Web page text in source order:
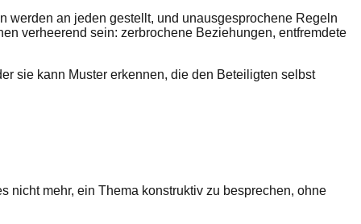
werden an jeden gestellt, und unausgesprochene Regeln
verheerend sein: zerbrochene Beziehungen, entfremdete
sie kann Muster erkennen, die den Beteiligten selbst
nicht mehr, ein Thema konstruktiv zu besprechen, ohne